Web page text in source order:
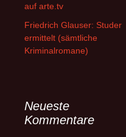
auf arte.tv
Friedrich Glauser: Studer
ermittelt (sämtliche
Kriminalromane)
Neueste
Kommentare